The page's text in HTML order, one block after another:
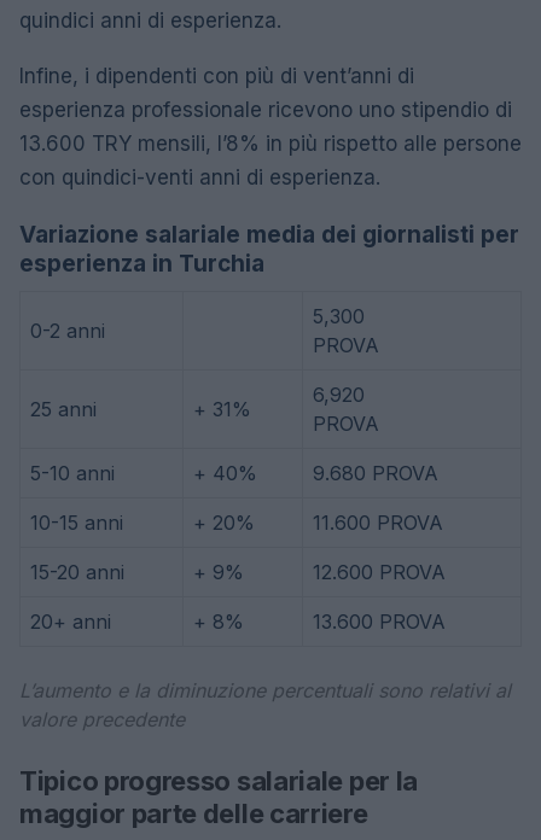
quindici anni di esperienza.
Infine, i dipendenti con più di vent’anni di
esperienza professionale ricevono uno stipendio di
13.600 TRY mensili, l’8% in più rispetto alle persone
con quindici-venti anni di esperienza.
Variazione salariale media dei giornalisti per
esperienza in Turchia
0-2 anni
5,300
PROVA
25 anni + 31%
6,920
PROVA
5-10 anni + 40% 9.680 PROVA
10-15 anni + 20% 11.600 PROVA
15-20 anni + 9% 12.600 PROVA
20+ anni + 8% 13.600 PROVA
L’aumento e la diminuzione percentuali sono relativi al
valore precedente
Tipico progresso salariale per la
maggior parte delle carriere